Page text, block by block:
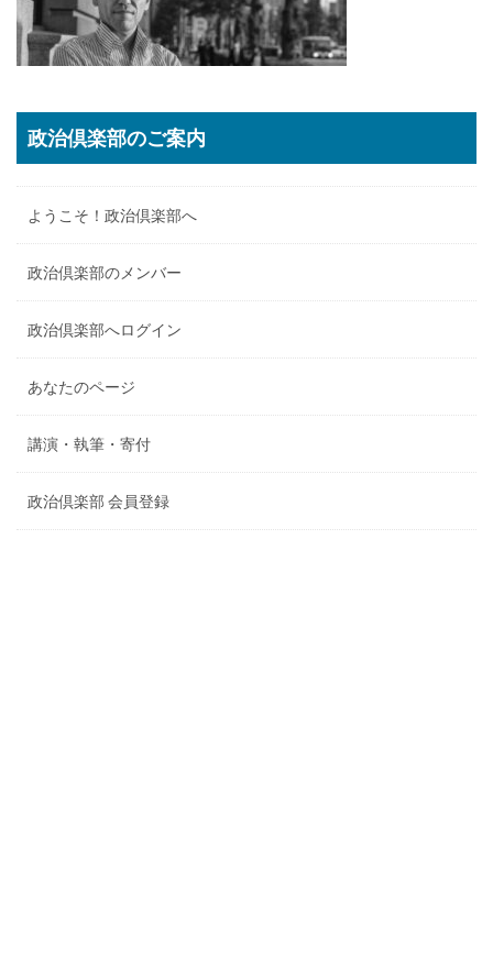
政治倶楽部のご案内
ようこそ！政治倶楽部へ
政治倶楽部のメンバー
政治倶楽部へログイン
あなたのページ
講演・執筆・寄付
政治倶楽部 会員登録